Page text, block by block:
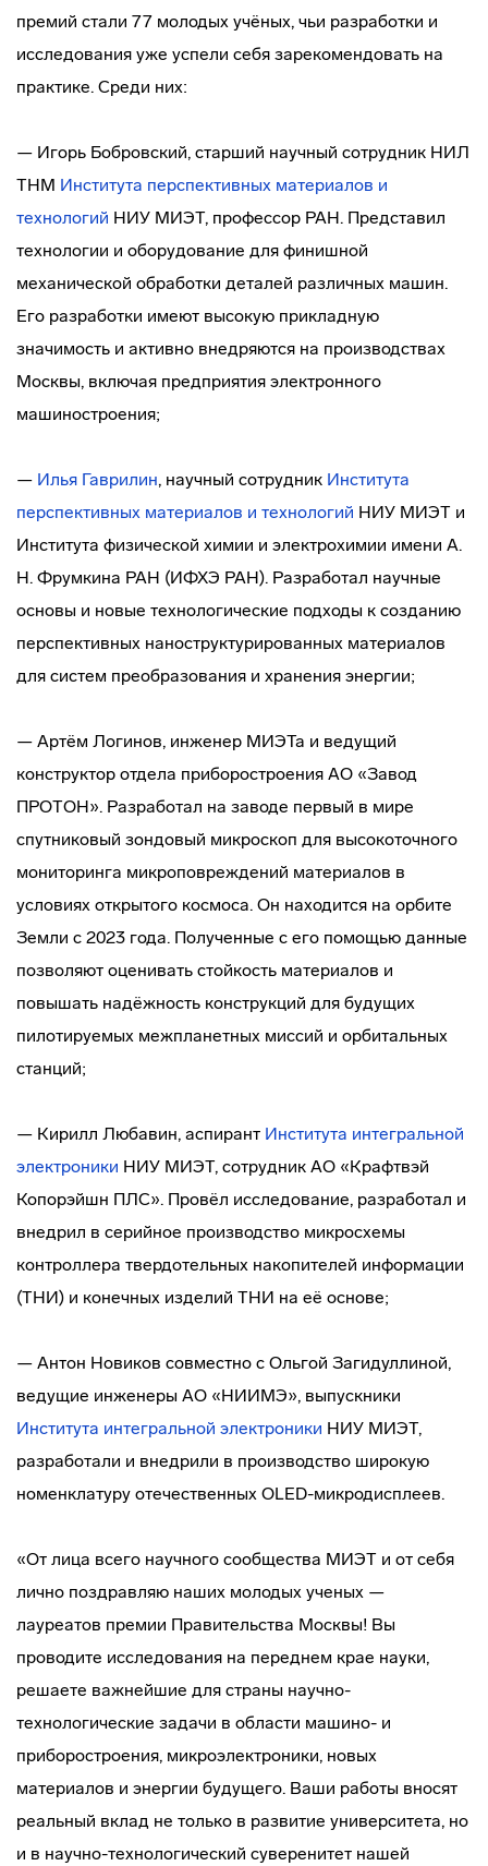
премий стали 77 молодых учёных, чьи разработки и
исследования уже успели себя зарекомендовать на
практике. Среди них:
— Игорь Бобровский, старший научный сотрудник НИЛ
ТНМ Института перспективных материалов и
технологий НИУ МИЭТ, профессор РАН. Представил
технологии и оборудование для финишной
механической обработки деталей различных машин.
Его разработки имеют высокую прикладную
значимость и активно внедряются на производствах
Москвы, включая предприятия электронного
машиностроения;
— Илья Гаврилин, научный сотрудник Института
перспективных материалов и технологий НИУ МИЭТ и
Института физической химии и электрохимии имени А.
Н. Фрумкина РАН (ИФХЭ РАН). Разработал научные
основы и новые технологические подходы к созданию
перспективных наноструктурированных материалов
для систем преобразования и хранения энергии;
— Артём Логинов, инженер МИЭТа и ведущий
конструктор отдела приборостроения АО «Завод
ПРОТОН». Разработал на заводе первый в мире
спутниковый зондовый микроскоп для высокоточного
мониторинга микроповреждений материалов в
условиях открытого космоса. Он находится на орбите
Земли с 2023 года. Полученные с его помощью данные
позволяют оценивать стойкость материалов и
повышать надёжность конструкций для будущих
пилотируемых межпланетных миссий и орбитальных
станций;
— Кирилл Любавин, аспирант Института интегральной
электроники НИУ МИЭТ, сотрудник АО «Крафтвэй
Копорэйшн ПЛС». Провёл исследование, разработал и
внедрил в серийное производство микросхемы
контроллера твердотельных накопителей информации
(ТНИ) и конечных изделий ТНИ на её основе;
— Антон Новиков cовместно с Ольгой Загидуллиной,
ведущие инженеры АО «НИИМЭ», выпускники
Института интегральной электроники НИУ МИЭТ,
разработали и внедрили в производство широкую
номенклатуру отечественных OLED-микродисплеев.
«От лица всего научного сообщества МИЭТ и от себя
лично поздравляю наших молодых ученых —
лауреатов премии Правительства Москвы! Вы
проводите исследования на переднем крае науки,
решаете важнейшие для страны научно-
технологические задачи в области машино- и
приборостроения, микроэлектроники, новых
материалов и энергии будущего. Ваши работы вносят
реальный вклад не только в развитие университета, но
и в научно-технологический суверенитет нашей